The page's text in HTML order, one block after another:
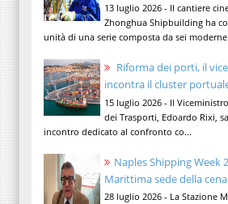
13 luglio 2026 - Il cantiere
Zhonghua Shipbuilding ha
unità di una serie composta da sei
Riforma dei porti, il
incontra il cluster
15 luglio 2026 - Il
dei Trasporti, Edoardo Rixi,
incontro dedicato al confronto co...
Naples Shipping Week
Marittima sede della
28 luglio 2026 - La Stazione